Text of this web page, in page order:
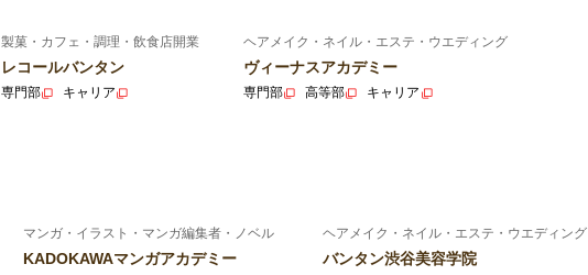
製菓・カフェ・調理・飲食店開業
レコールバンタン
専門部 キャリア
ヘアメイク・ネイル・エステ・ウエディング
ヴィーナスアカデミー
専門部 高等部 キャリア
マンガ・イラスト・マンガ編集者・ノベル
KADOKAWAマンガアカデミー
ヘアメイク・ネイル・エステ・ウエディング
バンタン渋谷美容学院